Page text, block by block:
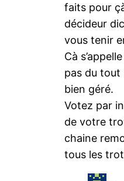
faits pour
décideur
vous tenir
Cà
pas du tout
bien géré.
Votez par
de votre
chaine
tous les